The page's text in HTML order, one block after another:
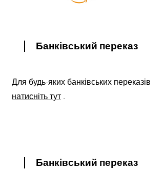
Банківський переказ
Для будь-яких банківських переказів
натисніть тут .
Банківський переказ